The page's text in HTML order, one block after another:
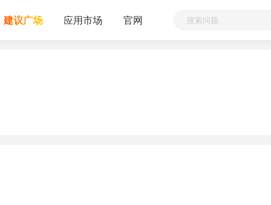
建议广场 应用市场 官网